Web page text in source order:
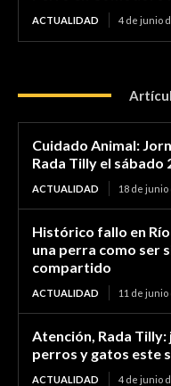
ACTUALIDAD 4 de junio
Cuidado Animal:
Rada Tilly el sábado
ACTUALIDAD 18 de junio
Histórico fallo en
una perra como ser
compartido
ACTUALIDAD 11 de junio
Atención, Rada
perros y gatos este
ACTUALIDAD 4 de junio